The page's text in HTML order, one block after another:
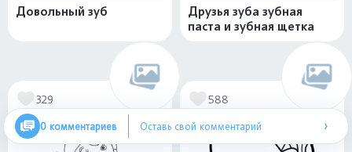
Довольный зуб
Друзья зуба зубная
паста и зубная щетка
329 588
0 комментариев Оставь свой комментарий ›